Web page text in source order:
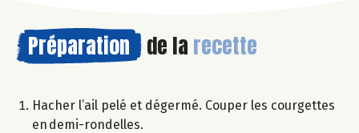
Préparation de la recette
Hacher l’ail pelé et dégermé. Couper les courgettes
en demi-rondelles.